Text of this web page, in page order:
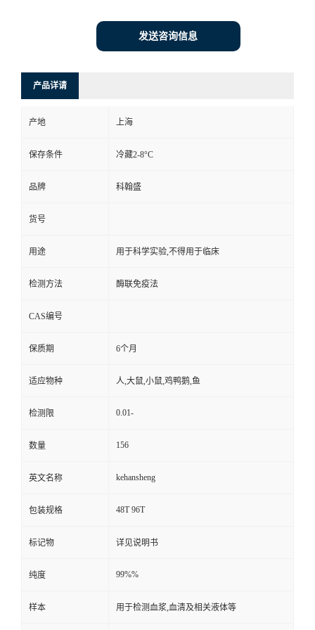
发送咨询信息
产品详请
产地 上海
保存条件 冷藏2-8°C
品牌 科翰盛
货号
用途 用于科学实验,不得用于临床
检测方法 酶联免疫法
CAS编号
保质期 6个月
适应物种 人,大鼠,小鼠,鸡鸭鹅,鱼
检测限 0.01-
数量 156
英文名称 kehansheng
包装规格 48T 96T
标记物 详见说明书
纯度 99%%
样本 用于检测血浆,血清及相关液体等